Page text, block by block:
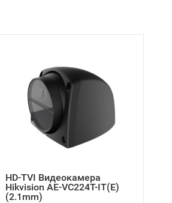
HD-TVI Видеокамера
Hikvision AE-VC224T-IT(E)
(2.1mm)